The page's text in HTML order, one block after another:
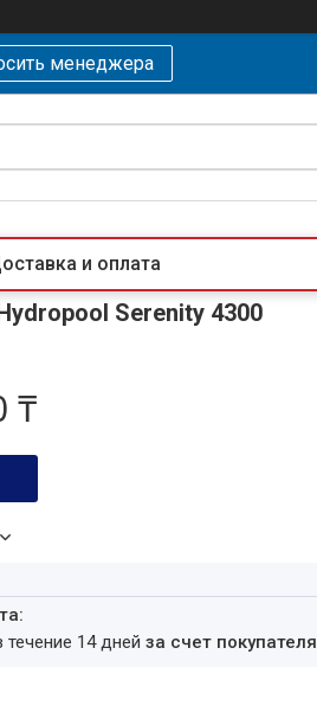
менеджера
и оплата
Serenity 4300
₸
течение 14 днейза счет покупателя